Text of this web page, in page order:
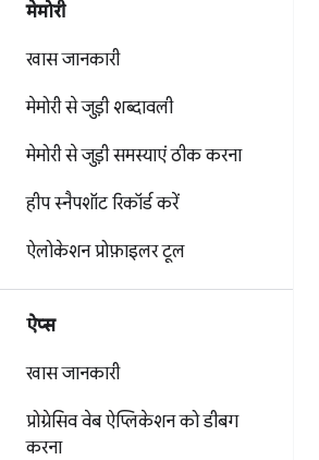
मेमोरी
खास जानकारी
मेमोरी से जुड़ी शब्दावली
मेमोरी से जुड़ी समस्याएं ठीक करना
हीप स्नैपशॉट रिकॉर्ड करें
ऐलोकेशन प्रोफ़ाइलर टूल
ऐप्स
खास जानकारी
प्रोग्रेसिव वेब ऐप्लिकेशन को डीबग
करना